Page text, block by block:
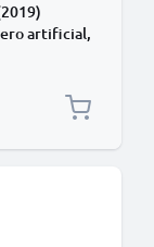
artificial,
de
con tapa